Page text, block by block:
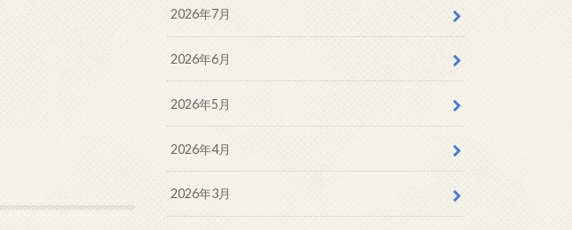
2026年7月
2026年6月
2026年5月
2026年4月
2026年3月